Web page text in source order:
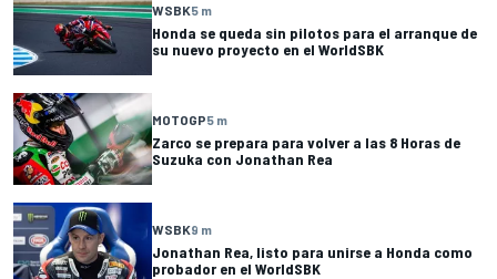
WSBK5 m
Honda se queda sin pilotos para el arranque de
su nuevo proyecto en el WorldSBK
MOTOGP5 m
Zarco se prepara para volver a las 8 Horas de
Suzuka con Jonathan Rea
WSBK9 m
Jonathan Rea, listo para unirse a Honda como
probador en el WorldSBK